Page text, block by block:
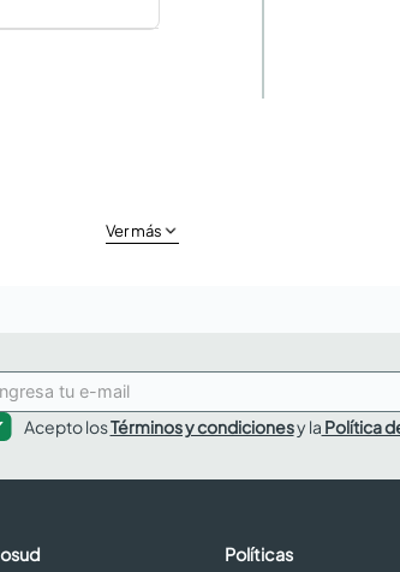
Ver más
Acepto losTérminos y condicionesy la Política
Políticas